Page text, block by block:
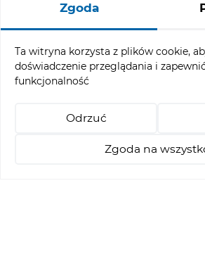
+48 91 32 65
Nauka golfa
+48 514 021 218
Zgoda
Ta witryna korzysta z plików cookie,
doświadczenie przeglądania i
funkcjonalność
Odrzuć
Zgoda na